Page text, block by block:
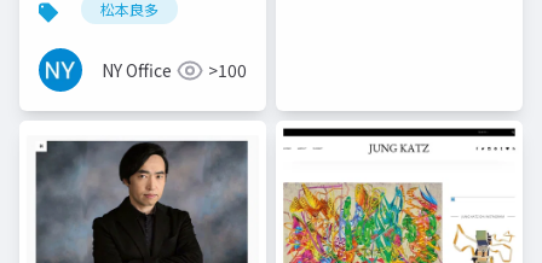
松本良多
NY Office >100